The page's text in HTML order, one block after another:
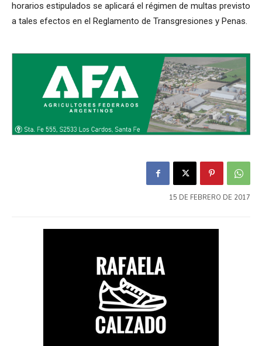
horarios estipulados se aplicará el régimen de multas previsto
a tales efectos en el Reglamento de Transgresiones y Penas.
15 DE FEBRERO DE 2017